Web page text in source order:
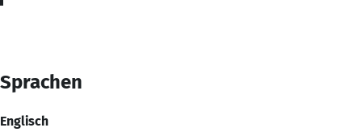
Sprachen
Englisch